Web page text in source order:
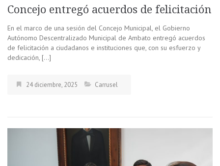
Concejo entregó acuerdos de felicitación
En el marco de una sesión del Concejo Municipal, el Gobierno
Autónomo Descentralizado Municipal de Ambato entregó acuerdos
de felicitación a ciudadanos e instituciones que, con su esfuerzo y
dedicación, […]
24 diciembre, 2025 Carrusel